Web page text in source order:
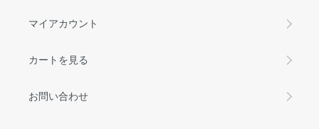
マイアカウント
カートを見る
お問い合わせ